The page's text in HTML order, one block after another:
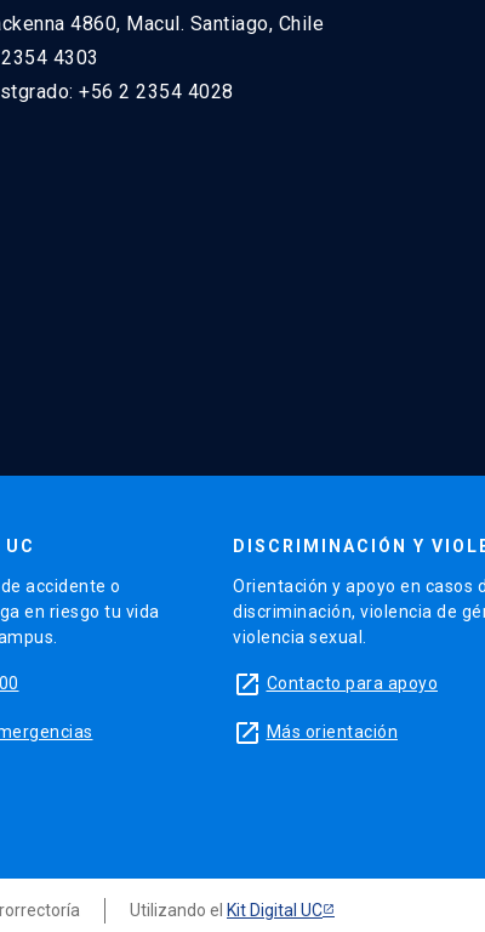
4860, Macul. Santiago, Chile
4303
+56 2 2354 4028
UC
accidente o
en riesgo tu vida
DISCRIMINACIÓN Y
Orientación y apoyo en casos
discriminación, violencia de
violencia sexual.
launch Contacto para apoyo
launch Más orientación
Utilizando el Kit Digital UC